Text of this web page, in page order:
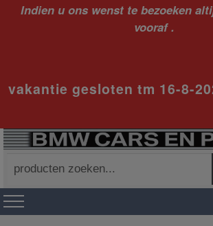
Indien u ons wenst te bezoeken
vooraf .
vakantie gesloten tm 16-8-
naar: